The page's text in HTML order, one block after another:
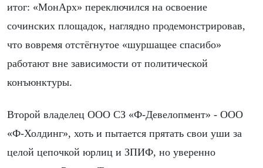
итог: «МонАрх» переключился на освоение
сочинских площадок, наглядно продемонстрировав,
что вовремя отстёгнутое «шуршащее спасибо»
работают вне зависимости от политической
конъюнктуры.
Второй владелец ООО СЗ «Ф-Девелопмент» - ООО
«Ф-Холдинг», хоть и пытается прятать свои уши за
целой цепочкой юрлиц и ЗПИФ, но уверенно